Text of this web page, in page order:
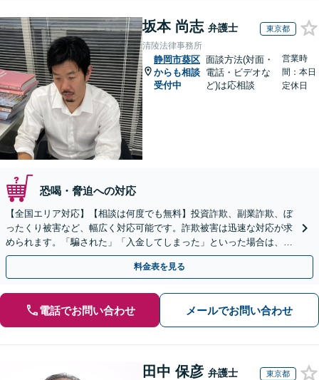
坂本 尚志 弁護士 東京都
清陵法律事務所
静岡市葵区
からも相談
受付中
面談方法(対面・
電話・ビデオな
ど)は応相談
営業時
間：本日
定休日
恐喝・脅迫への対応
【全国エリア対応】【相談は何度でも無料】投資詐欺、副業詐欺、ぼ
ったくり被害など、幅広く対応可能です。詐欺被害は迅速な対応が求
められます。「騙された」「入金してしまった」といった場合は、お
早めにご相談ください。【電話・メール・WEB相談可】
料金表を見る
電話でお問い合わせ メールでお問い合わせ
田中 保彦 弁護士 東京都